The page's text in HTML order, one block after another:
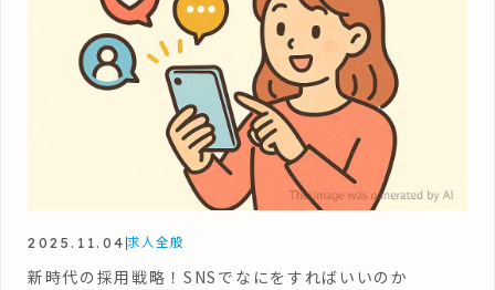
2025.11.04 求人全般
新時代の採用戦略！SNSでなにをすればいいのか